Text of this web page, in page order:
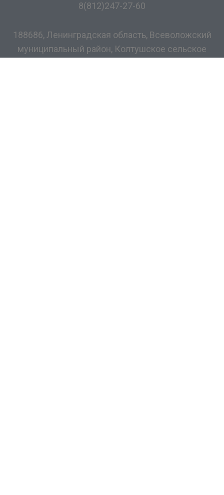
8(812)247-27-60
188686, Ленинградская область, Всеволожский
муниципальный район, Колтушское сельское